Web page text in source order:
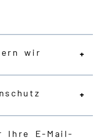
wir
Ihre E-Mail-